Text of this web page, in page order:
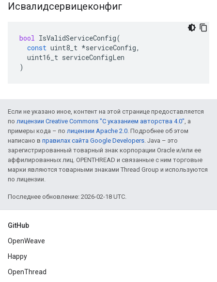
Исвалидсервицеконфиг
bool IsValidServiceConfig(
const uint8_t *serviceConfig,
uint16_t serviceConfigLen
)
Если не указано иное, контент на этой странице предоставляется
по лицензии Creative Commons "С указанием авторства 4.0", а
примеры кода – по лицензии Apache 2.0. Подробнее об этом
написано в правилах сайта Google Developers. Java – это
зарегистрированный товарный знак корпорации Oracle и/или ее
аффилированных лиц. OPENTHREAD и связанные с ним торговые
марки являются товарными знаками Thread Group и используются
по лицензии.
Последнее обновление: 2026-02-18 UTC.
GitHub
OpenWeave
Happy
OpenThread